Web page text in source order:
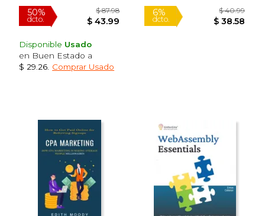
50%
dcto.
15%
dcto.
Disponible Usado
en Buen Estado a
$ 29.26 Comprar Usado